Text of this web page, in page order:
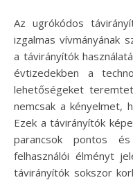
Az ugrókódos távirányítók a modern technológia egyik
izgalmas vívmányának
a távirányítók
évtizedekben a
lehetőségeket
nemcsak a kényelmet,
Ezek a távirányítók
parancsok pontos
felhasználói élményt
távirányítók sokszor